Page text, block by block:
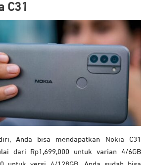
C31
Anda bisa mendapatkan Nokia C31
dari Rp1,699,000 untuk varian 4/6GB